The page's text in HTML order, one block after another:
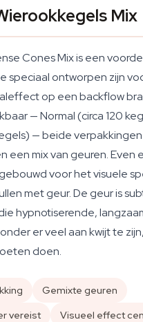
Mix
Cones Mix is een
speciaal ontworpen zijn
op een backflow
— Normal (circa 120
— beide
een mix van geuren. Even
voor het visuele
met geur. De geur is
hypnotiserende,
er veel aan kwijt te
doen.
Gemixte geuren
vereist
Visueel effect